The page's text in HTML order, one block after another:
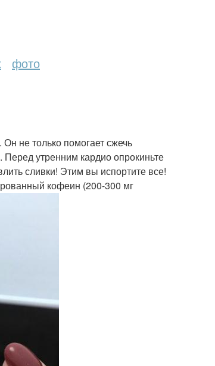
фото
не только помогает сжечь
утренним кардио опрокиньте
сливки! Этим вы испортите все!
кофеин (200-300 мг